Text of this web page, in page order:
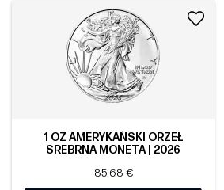
1 OZ AMERYKAŃSKI ORZEŁ
SREBRNA MONETA | 2026
85,68 €